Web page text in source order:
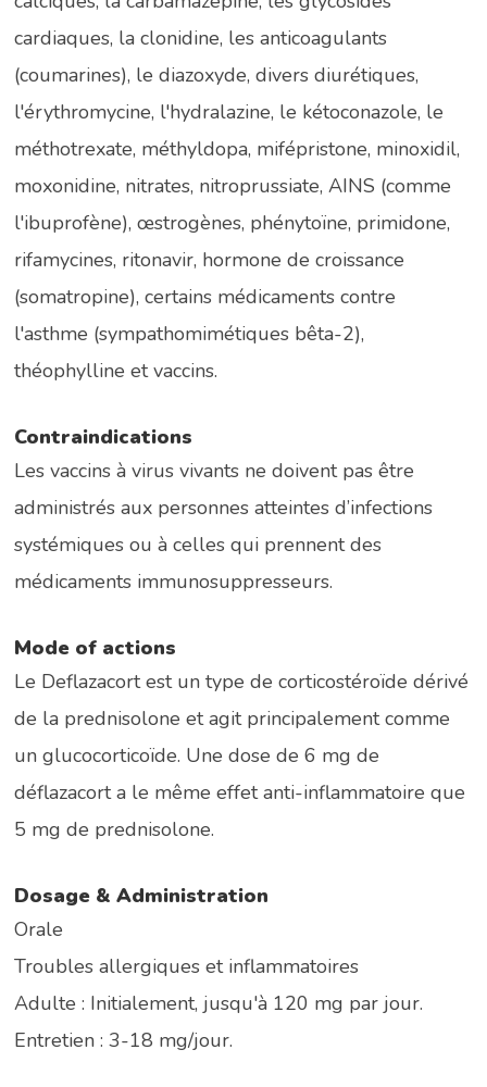
cardiaques, la clonidine, les anticoagulants
(coumarines), le diazoxyde, divers diurétiques,
l'érythromycine, l'hydralazine, le kétoconazole, le
méthotrexate, méthyldopa, mifépristone, minoxidil,
moxonidine, nitrates, nitroprussiate, AINS (comme
l'ibuprofène), œstrogènes, phénytoïne, primidone,
rifamycines, ritonavir, hormone de croissance
(somatropine), certains médicaments contre
l'asthme (sympathomimétiques bêta-2),
théophylline et vaccins.
Contraindications
Les vaccins à virus vivants ne doivent pas être
administrés aux personnes atteintes d’infections
systémiques ou à celles qui prennent des
médicaments immunosuppresseurs.
Mode of actions
Le Deflazacort est un type de corticostéroïde dérivé
de la prednisolone et agit principalement comme
un glucocorticoïde. Une dose de 6 mg de
déflazacort a le même effet anti-inflammatoire que
5 mg de prednisolone.
Dosage & Administration
Orale
Troubles allergiques et inflammatoires
Adulte : Initialement, jusqu'à 120 mg par jour.
Entretien : 3-18 mg/jour.